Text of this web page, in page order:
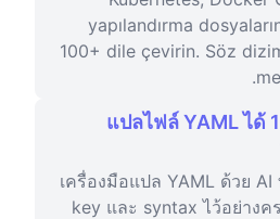
yapılandırma
100+ dile çevirin. Söz
แปลไฟล์ YAML ได้
เครื่องมือแปล YAML ด้วย
key และ syntax ไว้อย่าง